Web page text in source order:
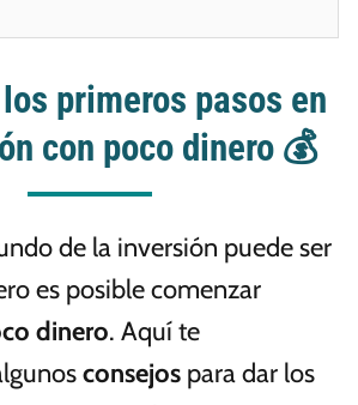
primeros pasos en
con poco dinero 💰
de la inversión puede ser
es posible comenzar
dinero. Aquí te
consejos para dar los